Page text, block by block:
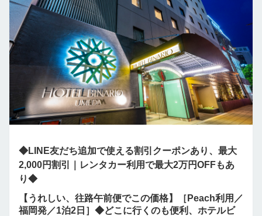
◆LINE友だち追加で使える割引クーポンあり、最大
2,000円割引｜レンタカー利用で最大2万円OFFもあ
り◆
【うれしい、往路午前便でこの価格】［Peach利用／
福岡発／1泊2日］◆どこに行くのも便利、ホテルビ